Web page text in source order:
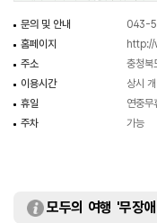
문의 및 안내
043-
홈페이지
주소
충청
이용시간
상시
휴일
연중무
주차
가능
모두의 여행 '무장